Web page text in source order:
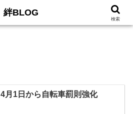
サイトマ
4月1日から自転車罰則強化
絆BLOG
検索